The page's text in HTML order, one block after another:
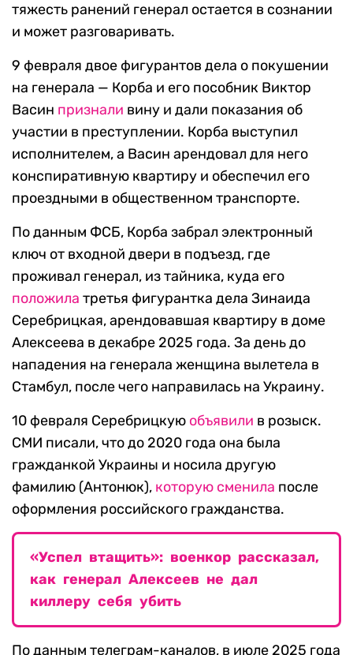
тяжесть ранений генерал остается в сознании
и может разговаривать.
9 февраля двое фигурантов дела о покушении
на генерала — Корба и его пособник Виктор
Васин признали вину и дали показания об
участии в преступлении. Корба выступил
исполнителем, а Васин арендовал для него
конспиративную квартиру и обеспечил его
проездными в общественном транспорте.
По данным ФСБ, Корба забрал электронный
ключ от входной двери в подъезд, где
проживал генерал, из тайника, куда его
положила третья фигурантка дела Зинаида
Серебрицкая, арендовавшая квартиру в доме
Алексеева в декабре 2025 года. За день до
нападения на генерала женщина вылетела в
Стамбул, после чего направилась на Украину.
10 февраля Серебрицкую объявили в розыск.
СМИ писали, что до 2020 года она была
гражданкой Украины и носила другую
фамилию (Антонюк), которую сменила после
оформления российского гражданства.
«Успел втащить»: военкор рассказал,
как генерал Алексеев не дал
киллеру себя убить
По данным телеграм-каналов, в июле 2025 года